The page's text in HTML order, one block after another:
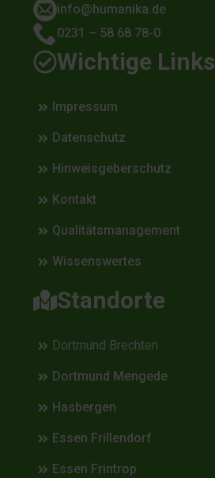
info@humanika.de
0231 – 58 68 78-0
Wichtige Links
Impressum
Datenschutz
Hinweisgeberschutz
Kontakt
Qualitätsmanagement
Wissenswertes
Standorte
Dortmund Brechten
Dortmund Mengede
Hasbergen
Essen Frillendorf
Essen Frintrop